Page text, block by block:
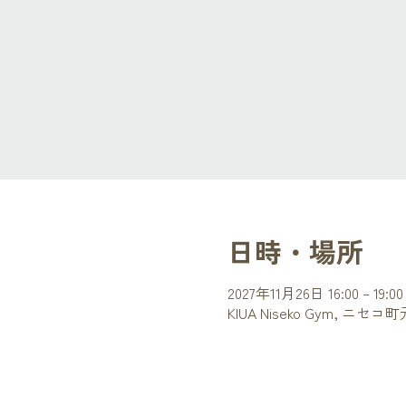
日時・場所
2027年11月26日 16:00 – 19:00
KIUA Niseko Gym, ニセコ